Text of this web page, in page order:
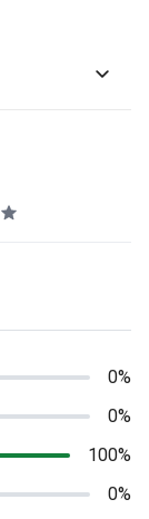
0%
100%
0%
0%